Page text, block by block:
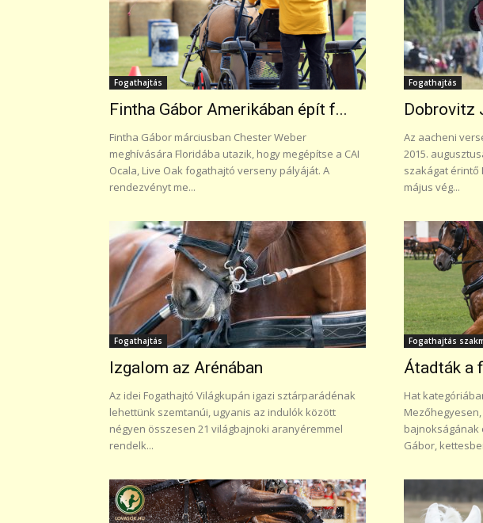
Fogathajtás
Fintha Gábor Amerikában épít f...
Fintha Gábor márciusban Chester Weber
meghívására Floridába utazik, hogy megépítse a CAI
Ocala, Live Oak fogathajtó verseny pályáját. A
rendezvényt me...
Fogathajtás
Dobrovitz
Az aacheni
2015.
szakágat érintő
május vég...
Fogathajtás
Izgalom az Arénában
Az idei Fogathajtó Világkupán igazi sztárparádénak
lehettünk szemtanúi, ugyanis az indulók között
négyen összesen 21 világbajnoki aranyéremmel
rendelk...
Fogathajtás
Átadták a
Hat
bajnokságának
Gábor,